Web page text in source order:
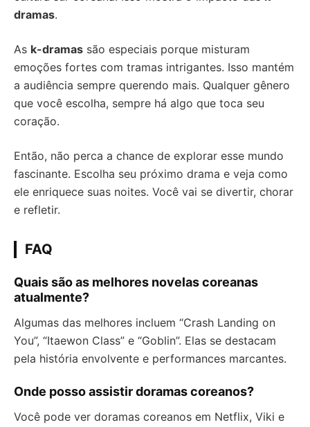
dramas.
As k-dramas são especiais porque misturam
emoções fortes com tramas intrigantes. Isso mantém
a audiência sempre querendo mais. Qualquer gênero
que você escolha, sempre há algo que toca seu
coração.
Então, não perca a chance de explorar esse mundo
fascinante. Escolha seu próximo drama e veja como
ele enriquece suas noites. Você vai se divertir, chorar
e refletir.
FAQ
Quais são as melhores novelas coreanas
atualmente?
Algumas das melhores incluem “Crash Landing on
You”, “Itaewon Class” e “Goblin”. Elas se destacam
pela história envolvente e performances marcantes.
Onde posso assistir doramas coreanos?
Você pode ver doramas coreanos em Netflix, Viki e